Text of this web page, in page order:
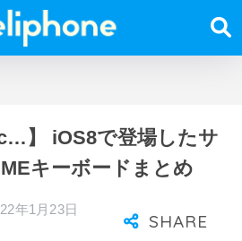
】 iOS8で登場したサ
キーボードまとめ
年1月23日